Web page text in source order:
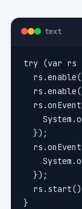
text
try (var rs =
  });
  });
}